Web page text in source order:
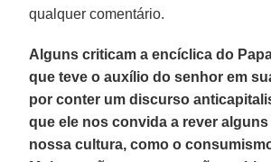
qualquer comentário.
Alguns criticam a encíclica do
que teve o auxílio do senhor em
por conter um discurso
que ele nos convida a rever
nossa cultura, como o